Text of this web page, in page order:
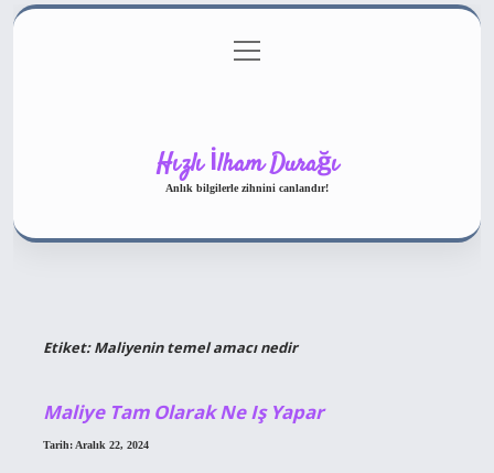
Gizlilik Politikası
menüyü
aç
Hızlı İlham Durağı
Anlık bilgilerle zihnini canlandır!
Etiket:Maliyenin temel amacı nedir
Maliye Tam Olarak Ne Iş Yapar
Tarih: Aralık 22, 2024